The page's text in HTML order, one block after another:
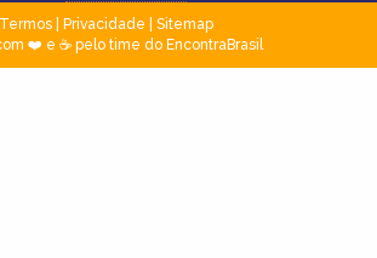
Termos| Privacidade
Sitemap
❤️ e ☕ pelo time do EncontraBrasil